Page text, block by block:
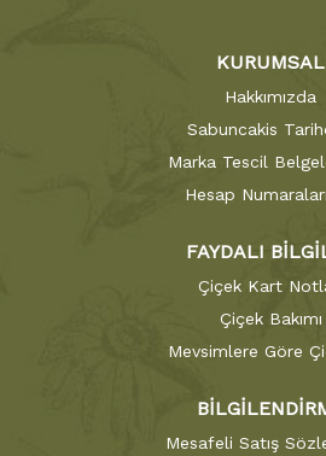
KURUMSAL
Hakkımızda
Sabuncakis
Marka Tescil
Hesap
FAYDALI
Çiçek Kart
Çiçek Bakımı
Mevsimlere Göre
Mesafeli Satış